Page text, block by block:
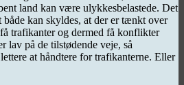
land kan være ulykkesbelastede. Det
kan skyldes, at der er tænkt over
trafikanter og dermed få konflikter
lav på de tilstødende veje, så
at håndtere for trafikanterne. Eller